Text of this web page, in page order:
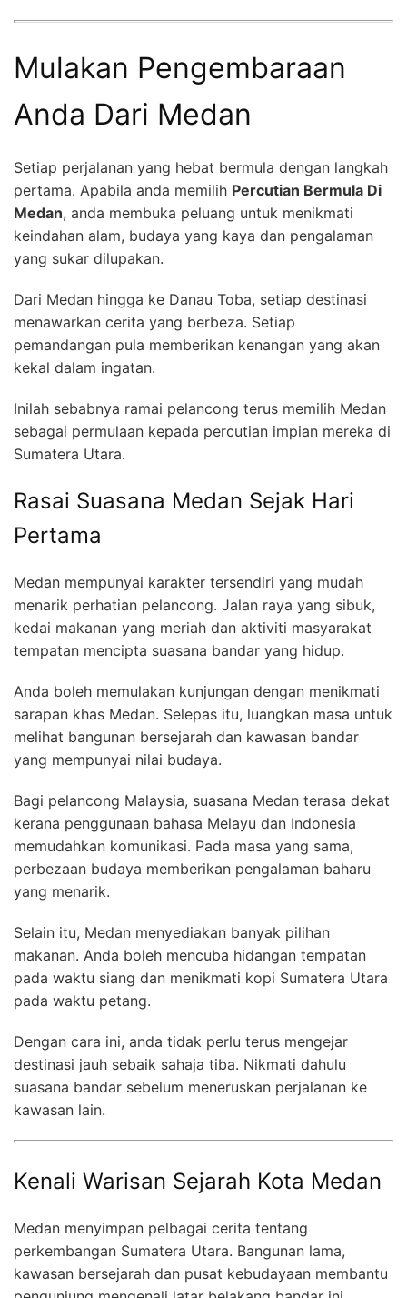
Mulakan Pengembaraan
Anda Dari Medan
Setiap perjalanan yang hebat bermula dengan langkah
pertama. Apabila anda memilih Percutian Bermula Di
Medan, anda membuka peluang untuk menikmati
keindahan alam, budaya yang kaya dan pengalaman
yang sukar dilupakan.
Dari Medan hingga ke Danau Toba, setiap destinasi
menawarkan cerita yang berbeza. Setiap
pemandangan pula memberikan kenangan yang akan
kekal dalam ingatan.
Inilah sebabnya ramai pelancong terus memilih Medan
sebagai permulaan kepada percutian impian mereka di
Sumatera Utara.
Rasai Suasana Medan Sejak Hari
Pertama
Medan mempunyai karakter tersendiri yang mudah
menarik perhatian pelancong. Jalan raya yang sibuk,
kedai makanan yang meriah dan aktiviti masyarakat
tempatan mencipta suasana bandar yang hidup.
Anda boleh memulakan kunjungan dengan menikmati
sarapan khas Medan. Selepas itu, luangkan masa untuk
melihat bangunan bersejarah dan kawasan bandar
yang mempunyai nilai budaya.
Bagi pelancong Malaysia, suasana Medan terasa dekat
kerana penggunaan bahasa Melayu dan Indonesia
memudahkan komunikasi. Pada masa yang sama,
perbezaan budaya memberikan pengalaman baharu
yang menarik.
Selain itu, Medan menyediakan banyak pilihan
makanan. Anda boleh mencuba hidangan tempatan
pada waktu siang dan menikmati kopi Sumatera Utara
pada waktu petang.
Dengan cara ini, anda tidak perlu terus mengejar
destinasi jauh sebaik sahaja tiba. Nikmati dahulu
suasana bandar sebelum meneruskan perjalanan ke
kawasan lain.
Kenali Warisan Sejarah Kota Medan
Medan menyimpan pelbagai cerita tentang
perkembangan Sumatera Utara. Bangunan lama,
kawasan bersejarah dan pusat kebudayaan membantu